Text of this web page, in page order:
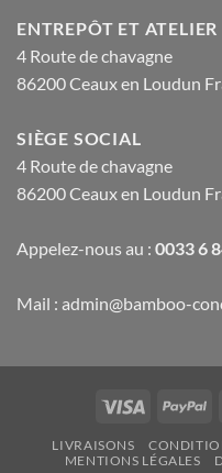
ENTREPÔT ET ATELIER
4 Route de chavagne
86200 Ceaux en Loudun
SIÈGE SOCIAL
4 Route de chavagne
86200 Ceaux en Loudun
Appelez-nous au : 0033 6
Mail : admin@bamboo-
Visa
LIVRAISONS
MENTIONS LÉGALES